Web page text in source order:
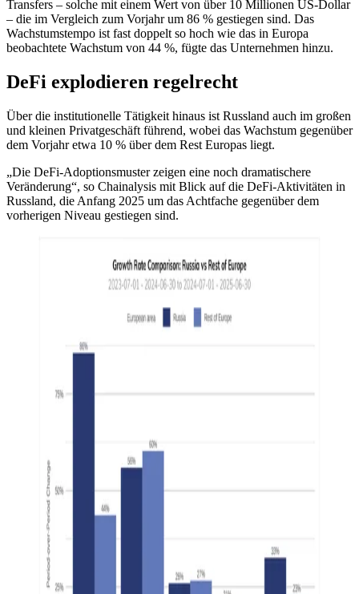
Transfers – solche mit einem Wert von über 10 Millionen US-Dollar
– die im Vergleich zum Vorjahr um 86 % gestiegen sind. Das
Wachstumstempo ist fast doppelt so hoch wie das in Europa
beobachtete Wachstum von 44 %, fügte das Unternehmen hinzu.
DeFi explodieren regelrecht
Über die institutionelle Tätigkeit hinaus ist Russland auch im großen
und kleinen Privatgeschäft führend, wobei das Wachstum gegenüber
dem Vorjahr etwa 10 % über dem Rest Europas liegt.
„Die DeFi-Adoptionsmuster zeigen eine noch dramatischere
Veränderung“, so Chainalysis mit Blick auf die DeFi-Aktivitäten in
Russland, die Anfang 2025 um das Achtfache gegenüber dem
vorherigen Niveau gestiegen sind.